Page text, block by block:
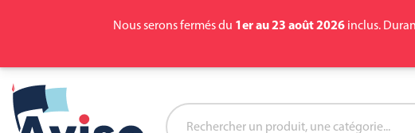
Nous serons fermés du 1er au 23 août 2026 inclus.